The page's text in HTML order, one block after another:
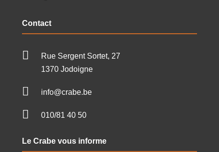
Contact

Rue Sergent Sortet, 27
1370 Jodoigne
 info@crabe.be
 010/81 40 50
Le Crabe vous informe